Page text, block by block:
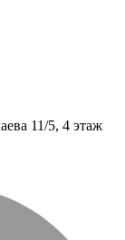
11/5, 4 этаж